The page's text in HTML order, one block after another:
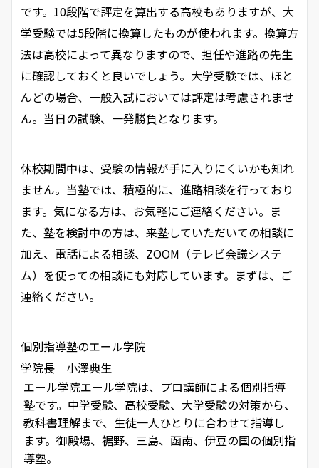
です。10段階で評定を算出する高校もありますが、大
学受験では5段階に換算したものが使われます。換算方
法は高校によって異なりますので、担任や進路の先生
に確認しておくと良いでしょう。大学受験では、ほと
んどの場合、一般入試においては評定は考慮されませ
ん。当日の試験、一発勝負となります。
休校期間中は、受験の情報が手に入りにくいかも知れ
ません。当塾では、積極的に、進路相談を行っており
ます。気になる方は、お気軽にご連絡ください。ま
た、塾を検討中の方は、来塾していただいての相談に
加え、電話による相談、ZOOM（テレビ会議システ
ム）を使っての相談にも対応しています。まずは、ご
連絡ください。
個別指導塾のエール学院
学院長 小澤典生
エール学院エール学院は、プロ講師による個別指導
塾です。中学受験、高校受験、大学受験の対策から、
教科書理解まで、生徒一人ひとりに合わせて指導し
ます。御殿場、裾野、三島、函南、伊豆の国の個別指
導塾。